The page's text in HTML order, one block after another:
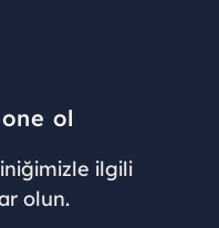
ol
ilgili
olun.